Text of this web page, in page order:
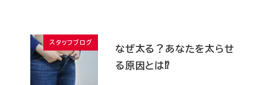
スタッフブログ
なぜ太る？あなたを太らせ
る原因とは⁉